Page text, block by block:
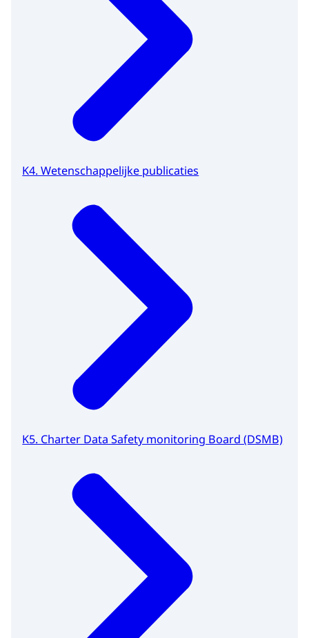
K4. Wetenschappelijke publicaties
K5. Charter Data Safety monitoring Board (DSMB)